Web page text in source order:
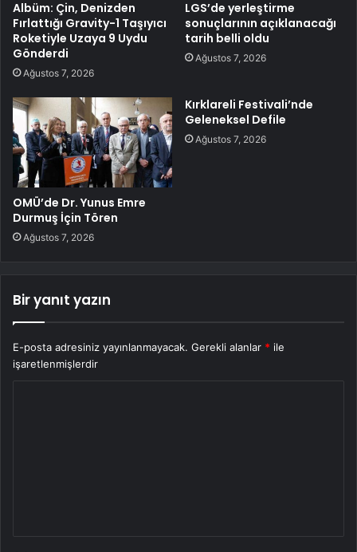
Albüm: Çin, Denizden
Fırlattığı Gravity-1 Taşıyıcı
Roketiyle Uzaya 9 Uydu
Gönderdi
Ağustos 7, 2026
LGS’de yerleştirme
sonuçlarının açıklanacağı
tarih belli oldu
Ağustos 7, 2026
OMÜ’de Dr. Yunus Emre
Durmuş İçin Tören
Ağustos 7, 2026
Kırklareli Festivali’nde
Geleneksel Defile
Ağustos 7, 2026
Bir yanıt yazın
E-posta adresiniz yayınlanmayacak. Gerekli alanlar * ile
işaretlenmişlerdir